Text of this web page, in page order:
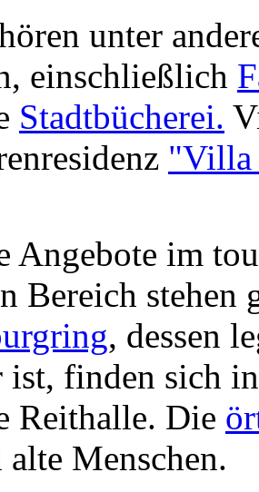
unter
einschließlich
Stadtbücherei.
"Villa
Angebote im
Bereich stehen
, dessen
ist, finden sich
Reithalle. Die
Menschen.